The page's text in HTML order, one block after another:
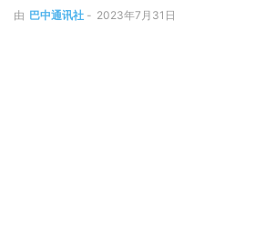
由 巴中通讯社 - 2023年7月31日